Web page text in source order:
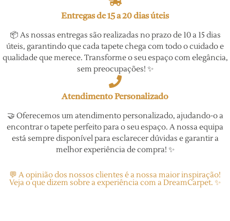
Entregas de 15 a 20 dias úteis
📦 As nossas entregas são realizadas no prazo de 10 a 15 dias
úteis, garantindo que cada tapete chega com todo o cuidado e
qualidade que merece. Transforme o seu espaço com elegância,
sem preocupações! ✨
Atendimento Personalizado
🤝 Oferecemos um atendimento personalizado, ajudando-o a
encontrar o tapete perfeito para o seu espaço. A nossa equipa
está sempre disponível para esclarecer dúvidas e garantir a
melhor experiência de compra! ✨
💬 A opinião dos nossos clientes é a nossa maior inspiração!
Veja o que dizem sobre a experiência com a DreamCarpet. ✨